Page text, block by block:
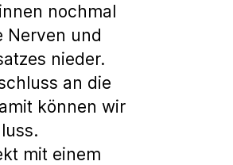
nochmal
Nerven und
nieder.
an die
können wir
mit einem